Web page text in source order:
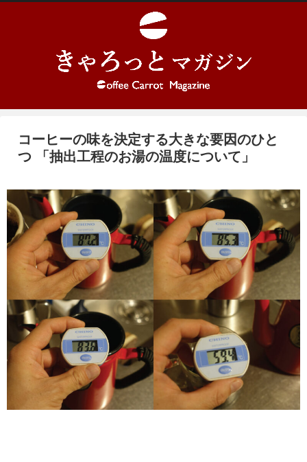
コーヒーの味を決定する大きな要因のひと
つ 「抽出工程のお湯の温度について」